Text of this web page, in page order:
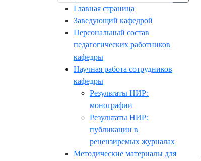
Главная страница
Заведующий кафедрой
Персональный состав
педагогических работников
кафедры
Научная работа сотрудников
кафедры
Результаты НИР:
монографии
Результаты НИР:
публикации в
рецензиремых журналах
Методические материалы для